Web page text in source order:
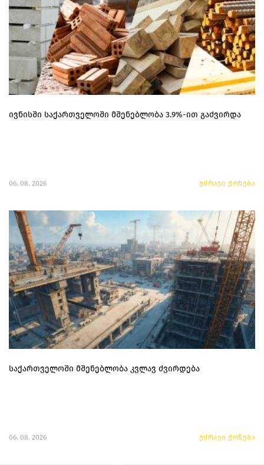
ივნისში საქართველოში მშენებლობა 3.9%-ით გაძვირდა
06. 08. 2026 უძრავი ქონება
საქართველოში მშენებლობა კვლავ ძვირდება
06. 08. 2026 უძრავი ქონება